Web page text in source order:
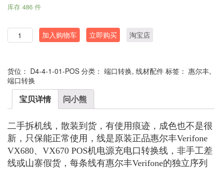
库存 486 件
数
量
加入购物车 立即购买 淘宝店
货位： D4-4-1-01-POS 分类： 端口转换, 线材配件 标签： 惠尔丰,
端口转换
宝贝详情 问小熊
二手拆机线，散装到货，有使用痕迹，成色也不是很
新，只保能正常使用，线是原装正品惠尔丰Verifone
VX680、VX670 POS机电源充电口转换线，非手工差
线或山寨假货，每条线有惠尔丰Verifone的独立序列